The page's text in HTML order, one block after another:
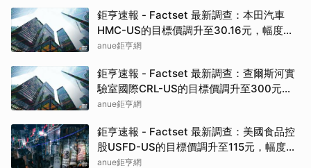
鉅亨速報 - Factset 最新調查：本田汽車
HMC-US的目標價調升至30.16元，幅度約
3.26%
anue鉅亨網
鉅亨速報 - Factset 最新調查：查爾斯河實
驗室國際CRL-US的目標價調升至300元，
幅度約3.09%
anue鉅亨網
鉅亨速報 - Factset 最新調查：美國食品控
股USFD-US的目標價調升至115元，幅度約
4.55%
anue鉅亨網